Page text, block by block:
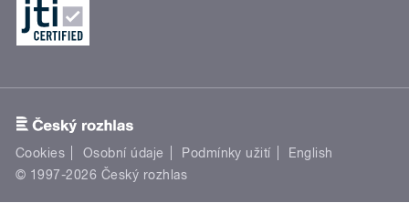
Cookies Osobní údaje Podmínky užití
English
© 1997-2026 Český rozhlas